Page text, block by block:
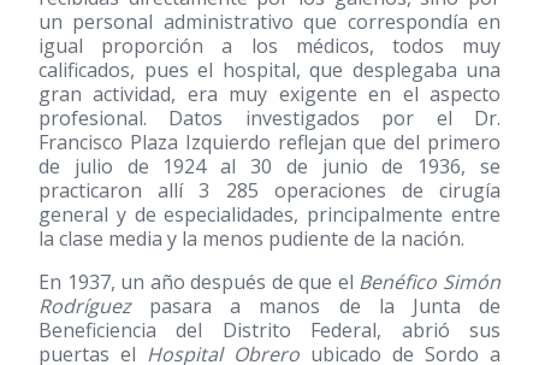
un personal administrativo que correspondía en
igual proporción a los médicos, todos muy
calificados, pues el hospital, que desplegaba una
gran actividad, era muy exigente en el aspecto
profesional. Datos investigados por el Dr.
Francisco Plaza Izquierdo reflejan que del primero
de julio de 1924 al 30 de junio de 1936, se
practicaron allí 3 285 operaciones de cirugía
general y de especialidades, principalmente entre
la clase media y la menos pudiente de la nación.
En 1937, un año después de que el Benéfico Simón
Rodríguezpasara a manos de la Junta de
Beneficiencia del Distrito Federal, abrió sus
puertas el Hospital Obrero ubicado de Sordo a